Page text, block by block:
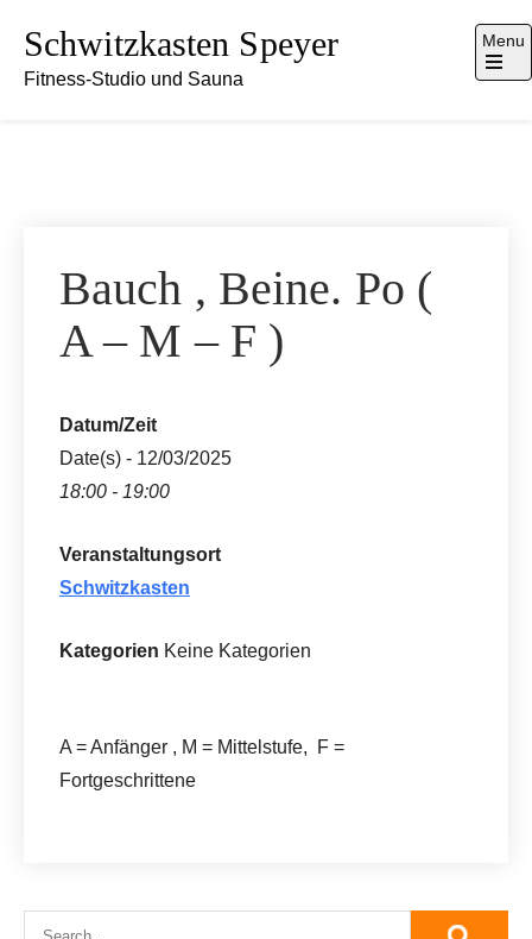
content
Schwitzkasten Speyer
Fitness-Studio und Sauna
Menu
Open
Bauch , Beine. Po (
A – M – F )
Datum/Zeit
Date(s) - 12/03/2025
18:00 - 19:00
Veranstaltungsort
Schwitzkasten
Kategorien Keine Kategorien
A = Anfänger , M = Mittelstufe, F =
Fortgeschrittene